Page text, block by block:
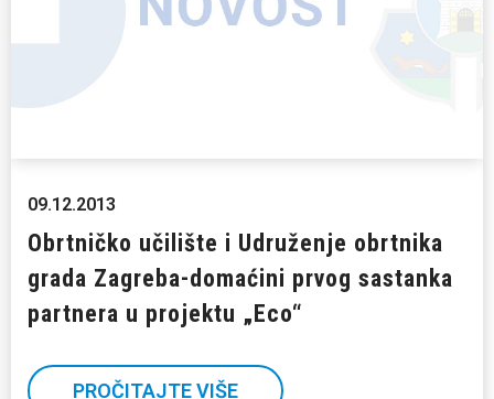
09.12.2013
Obrtničko učilište i Udruženje obrtnika
grada Zagreba-domaćini prvog sastanka
partnera u projektu „Eco“
PROČITAJTE VIŠE